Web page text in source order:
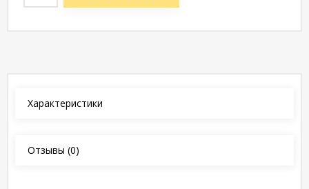
Характеристики
Отзывы (0)